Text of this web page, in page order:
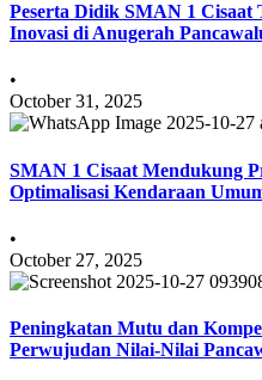
Peserta Didik SMAN 1
Inovasi di Anugerah
•
October 31, 2025
SMAN 1 Cisaat Mendukung
Optimalisasi Kendaraan
•
October 27, 2025
Peningkatan Mutu dan
Perwujudan Nilai-Nilai